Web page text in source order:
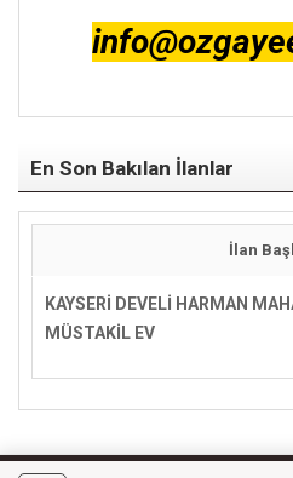
En Son Bakılan İlanlar
İlan
KAYSERİ DEVELİ HARMAN
MÜSTAKİL EV